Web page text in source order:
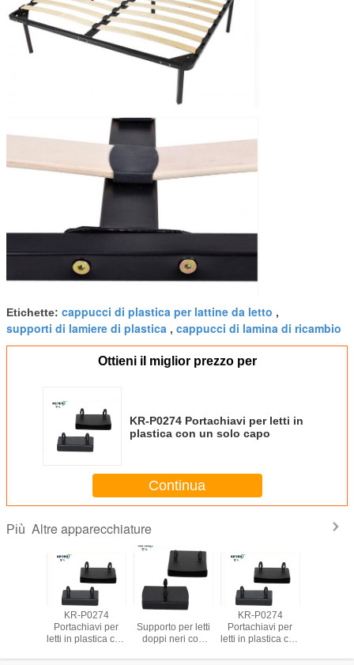
Etichette: cappucci di plastica per lattine da letto ,
supporti di lamiere di plastica , cappucci di lamina di ricambio
Ottieni il miglior prezzo per
KR-P0274 Portachiavi per letti in
plastica con un solo capo
Continua
Più Altre apparecchiature
KR-P0274
Portachiavi per
letti in plastica con
Supporto per letti
doppi neri con
KR-P0274
Portachiavi per
letti in plastica con